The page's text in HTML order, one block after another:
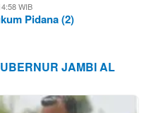
WIB
Pidana (2)
JAMBI AL